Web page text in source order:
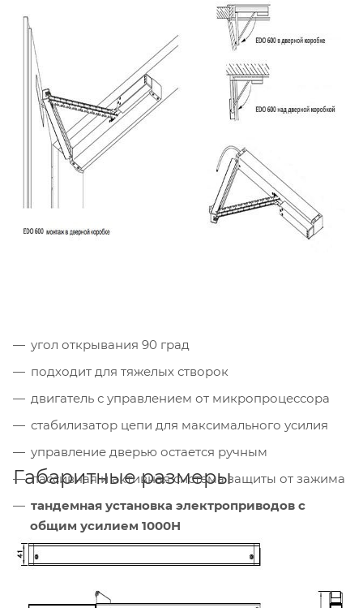
ситуациях и подпора воздуха в системах
дымоудаления. Автоматический режим
обеспечивается через подключение привода к
блоку управления системы дымоудаления с
выходным напряжением 24В. Открытая дверь
обеспечивает необходимый приток свежего
воздуха и облегчает процесс эвакуации людей из
зоны задымления.
угол открывания 90 град
подходит для тяжелых створок
двигатель с управлением от микропроцессора
стабилизатор цепи для максимального усилия
управление дверью остается ручным
пассивная и активная система защиты от зажима
тандемная установка электроприводов с
общим усилием 1000Н
Габаритные размеры